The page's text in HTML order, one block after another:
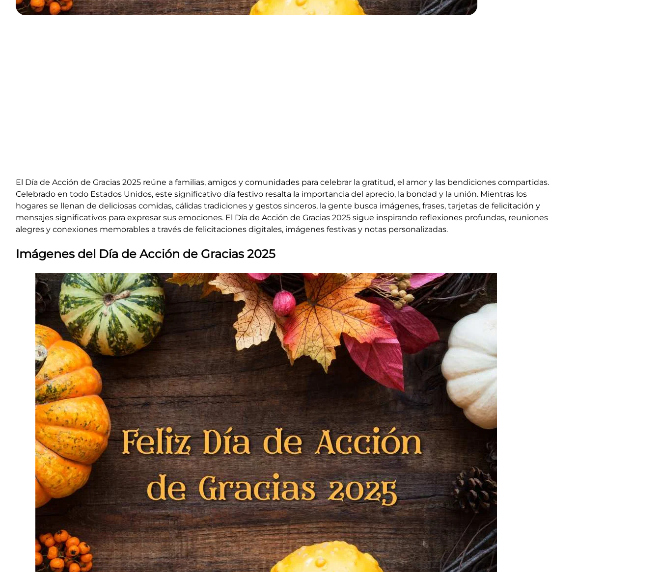
El Día de Acción de Gracias 2025 reúne a familias, amigos y comunidades para celebrar la gratitud, el amor y las bendiciones compartidas.
Celebrado en todo Estados Unidos, este significativo día festivo resalta la importancia del aprecio, la bondad y la unión. Mientras los
hogares se llenan de deliciosas comidas, cálidas tradiciones y gestos sinceros, la gente busca imágenes, frases, tarjetas de felicitación y
mensajes significativos para expresar sus emociones. El Día de Acción de Gracias 2025 sigue inspirando reflexiones profundas, reuniones
alegres y conexiones memorables a través de felicitaciones digitales, imágenes festivas y notas personalizadas.
Imágenes del Día de Acción de Gracias 2025